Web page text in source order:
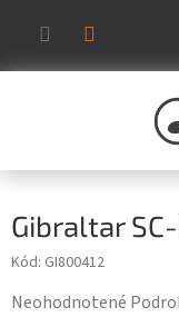
obsah
Gibraltar
Kód: GI800412
Priemerné
Neohodnotené